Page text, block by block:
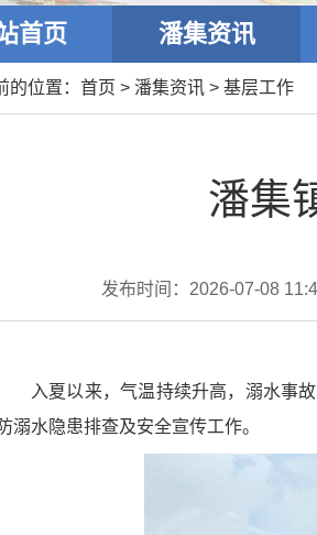
首页 潘集资讯
的位置： 首页 > 潘集资讯 > 基层工作
潘集
发布时间：2026-07-08
入夏以来，气温持续升高，溺水事
防溺水隐患排查及安全宣传工作。